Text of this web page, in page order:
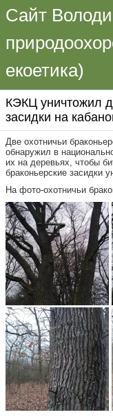
Сайт
екоетика)
КЭКЦ уничтожил
засидки на
Две охотничьи
обнаружил в
их на деревьях, чтобы
браконьерские засидки
На фото-охотничьи